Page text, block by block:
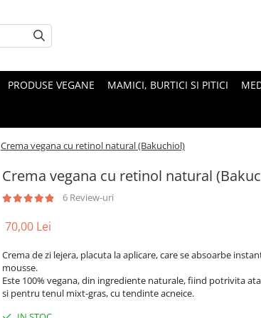
PRODUSE VEGANE MAMICI, BURTICI SI PITICI
Crema vegana cu retinol natural (Bakuchiol)
Crema vegana cu retinol natural
6 Review-uri
70,00 Lei
Crema de zi lejera, placuta la aplicare, care se absoarbe
mousse.
Este 100% vegana, din ingrediente naturale, fiind potrivita
si pentru tenul mixt-gras, cu tendinte acneice.